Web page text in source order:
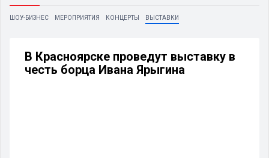
ШОУ-БИЗНЕС МЕРОПРИЯТИЯ КОНЦЕРТЫ ВЫСТАВКИ
В Красноярске проведут выставку в
честь борца Ивана Ярыгина